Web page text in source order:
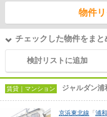
物件
チェックした物件をまと
検討リストに追加
賃貸｜マンション ジャルダン浦
京浜東北線 「 浦和